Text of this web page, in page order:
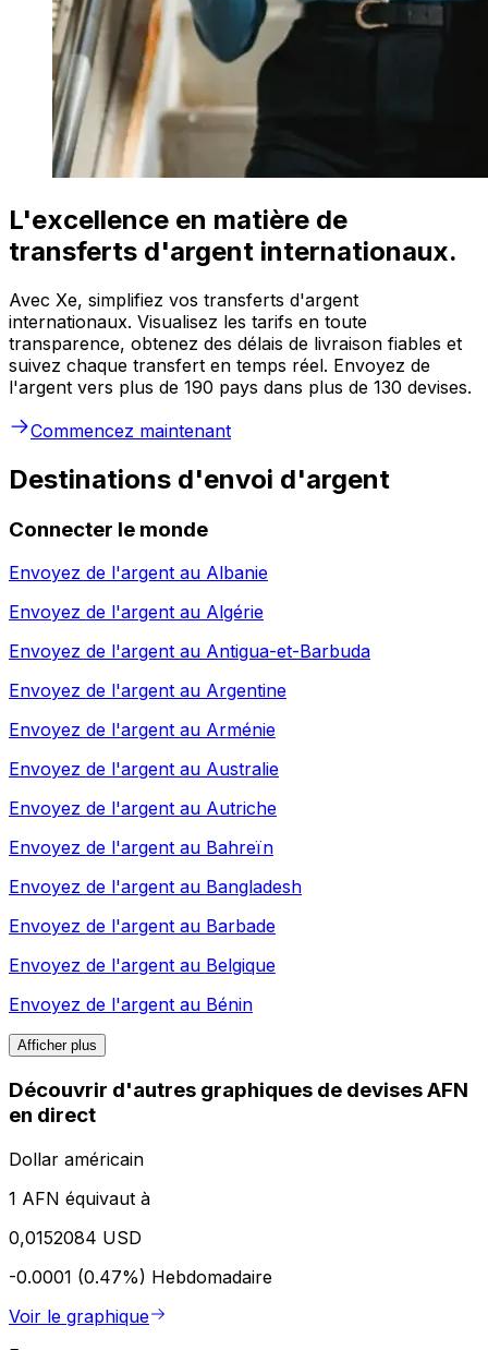
L'excellence en matière de
transferts d'argent internationaux.
Avec Xe, simplifiez vos transferts d'argent
internationaux. Visualisez les tarifs en toute
transparence, obtenez des délais de livraison fiables et
suivez chaque transfert en temps réel. Envoyez de
l'argent vers plus de 190 pays dans plus de 130 devises.
Commencez maintenant
Destinations d'envoi d'argent
Connecter le monde
Envoyez de l'argent au Albanie
Envoyez de l'argent au Algérie
Envoyez de l'argent au Antigua-et-Barbuda
Envoyez de l'argent au Argentine
Envoyez de l'argent au Arménie
Envoyez de l'argent au Australie
Envoyez de l'argent au Autriche
Envoyez de l'argent au Bahreïn
Envoyez de l'argent au Bangladesh
Envoyez de l'argent au Barbade
Envoyez de l'argent au Belgique
Envoyez de l'argent au Bénin
Afficher plus
Découvrir d'autres graphiques de devises AFN
en direct
Dollar américain
1 AFN équivaut à
0,0152084 USD
-0.0001 (0.47%) Hebdomadaire
Voir le graphique